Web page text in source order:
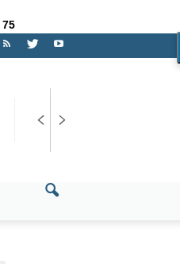
75
82.16